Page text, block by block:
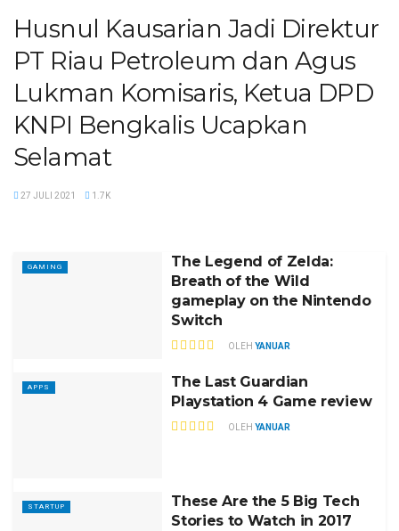
Husnul Kausarian Jadi Direktur
PT Riau Petroleum dan Agus
Lukman Komisaris, Ketua DPD
KNPI Bengkalis Ucapkan
Selamat
27 JULI 2021 1.7K
GAMING
The Legend of Zelda:
Breath of the Wild
gameplay on the Nintendo
Switch
OLEH YANUAR
APPS
The Last Guardian
Playstation 4 Game review
OLEH YANUAR
STARTUP
These Are the 5 Big Tech
Stories to Watch in 2017